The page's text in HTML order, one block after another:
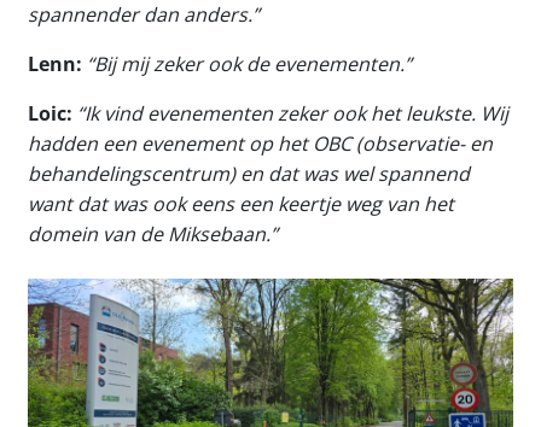
spannender dan anders.”
Lenn: “Bij mij zeker ook de evenementen.”
Loic: “Ik vind evenementen zeker ook het leukste. Wij
hadden een evenement op het OBC (observatie- en
behandelingscentrum) en dat was wel spannend
want dat was ook eens een keertje weg van het
domein van de Miksebaan.”